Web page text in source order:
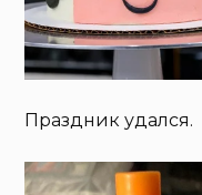
Праздник удался.